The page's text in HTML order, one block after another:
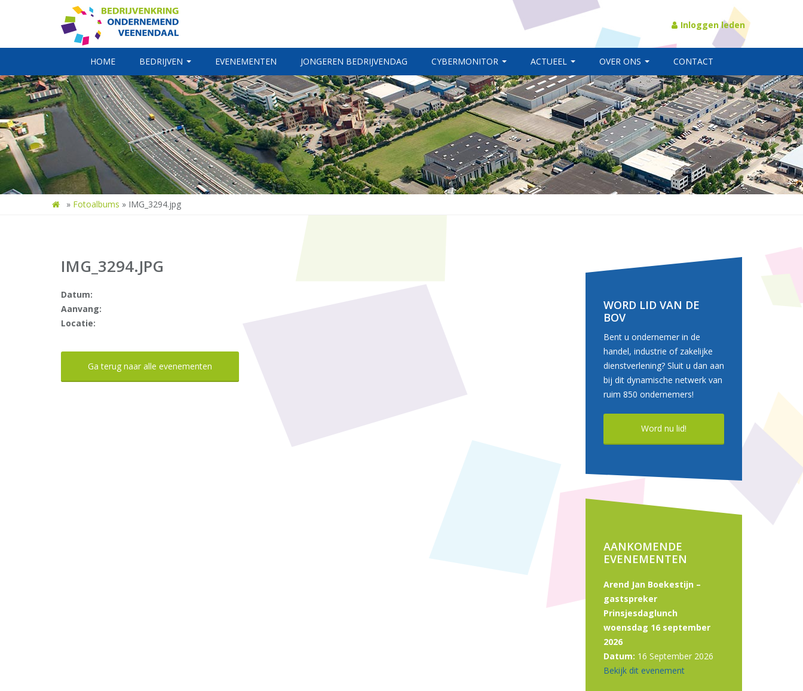
Inloggen leden
HOME BEDRIJVEN EVENEMENTEN JONGEREN BEDRIJVENDAG CYBERMONITOR ACTUEEL OVER ONS CONTACT
» Fotoalbums » IMG_3294.jpg
IMG_3294.JPG
Datum:
Aanvang:
Locatie:
Ga terug naar alle evenementen
WORD LID VAN DE
BOV
Bent u ondernemer in de
handel, industrie of zakelijke
dienstverlening? Sluit u dan aan
bij dit dynamische netwerk van
ruim 850 ondernemers!
Word nu lid!
AANKOMENDE
EVENEMENTEN
Arend Jan Boekestijn –
gastspreker
Prinsjesdaglunch
woensdag 16 september
2026
Datum: 16 September 2026
Bekijk dit evenement